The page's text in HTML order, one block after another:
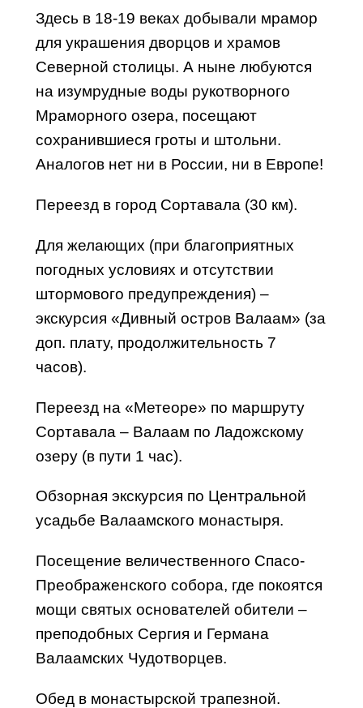
Здесь в 18-19 веках добывали мрамор
для украшения дворцов и храмов
Северной столицы. А ныне любуются
на изумрудные воды рукотворного
Мраморного озера, посещают
сохранившиеся гроты и штольни.
Аналогов нет ни в России, ни в Европе!
Переезд в город Сортавала (30 км).
Для желающих (при благоприятных
погодных условиях и отсутствии
штормового предупреждения) –
экскурсия «Дивный остров Валаам» (за
доп. плату, продолжительность 7
часов).
Переезд на «Метеоре» по маршруту
Сортавала – Валаам по Ладожскому
озеру (в пути 1 час).
Обзорная экскурсия по Центральной
усадьбе Валаамского монастыря.
Посещение величественного Спасо-
Преображенского собора, где покоятся
мощи святых основателей обители –
преподобных Сергия и Германа
Валаамских Чудотворцев.
Обед в монастырской трапезной.